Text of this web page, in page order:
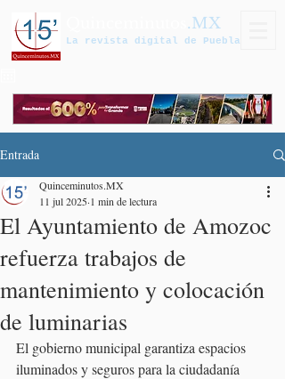
.MX
La revista digital de Puebla
Entrada
El Ayuntamiento de Amozoc
refuerza trabajos de
mantenimiento y colocación
de luminarias
Quinceminutos.MX
11 jul 2025 1 min de lectura
El gobierno municipal garantiza espacios
iluminados y seguros para la ciudadanía